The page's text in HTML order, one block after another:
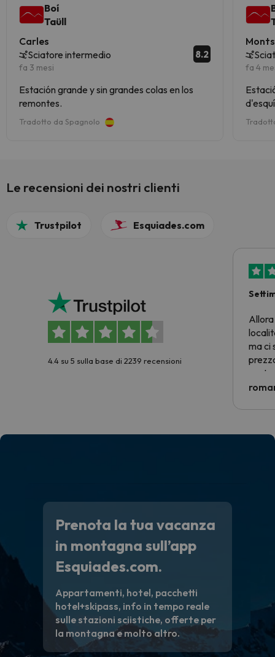
Boí
Taüll
Carles
Sciatore intermedio
fa 3 mesi
8.2
Estación grande y sin grandes colas en los
remontes.
Tradotto da Spagnolo
fa 4
Le recensioni dei nostri clienti
Trustpilot Esquiades.com
4.4 su 5 sulla base di 2239 recensioni
Allora
ma ci
Prenota la tua vacanza
in montagna sull’app
Esquiades.com.
Appartamenti, hotel, pacchetti
hotel+skipass, info in tempo reale
sulle stazioni sciistiche, offerte per
la montagna e molto altro.